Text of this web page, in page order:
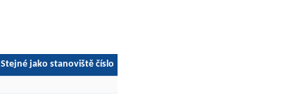
Stejné jako stanoviště číslo